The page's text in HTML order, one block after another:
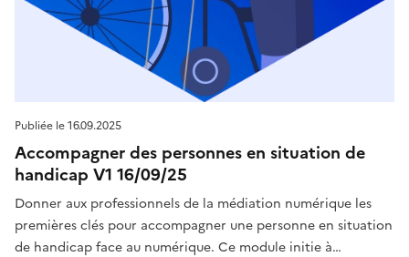
Publiée le16.09.2025
Accompagner des personnes en situation de
handicap V1 16/09/25
Donner aux professionnels de la médiation numérique les
premières clés pour accompagner une personne en situation
de handicap face au numérique. Ce module initie à